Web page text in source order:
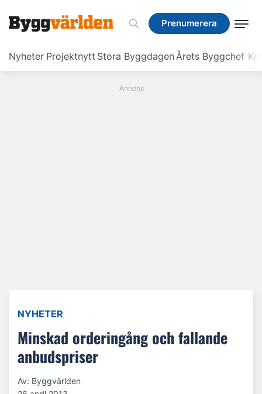
Prenumerera
Nyheter Projektnytt Stora ByggdagenÅrets Byggchef
Prenumerera
NYHETER
Minskad orderingång och fallande
anbudspriser
Av: Byggvärlden